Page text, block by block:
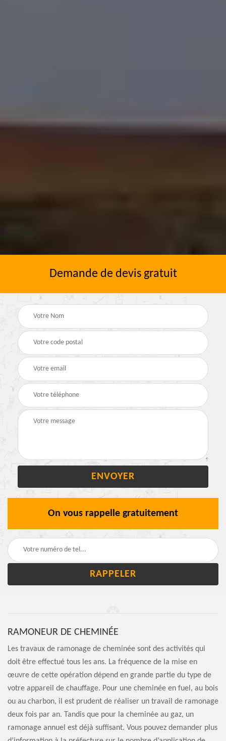
Demande de devis gratuit
On vous rappelle gratuitement
RAMONEUR DE CHEMINÉE
Les travaux de ramonage de cheminée sont des activités qui
doit être effectué tous les ans. La fréquence de la mise en
œuvre de cette opération dépend en grande partie du type de
votre appareil de chauffage. Pour une cheminée en fuel, au bois
ou au charbon, il est prudent de réaliser un travail de ramonage
deux fois par an. Tandis que pour la cheminée au gaz, un
ramonage annuel est déjà suffisant. Vous pouvez demander plus